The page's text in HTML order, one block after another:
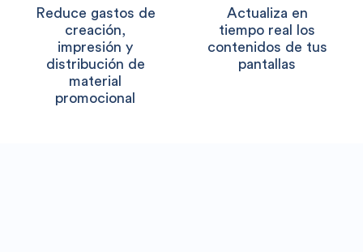
Reduce gastos de
creación,
impresión y
distribución de
material
promocional
Actualiza en
tiempo real los
contenidos de tus
pantallas